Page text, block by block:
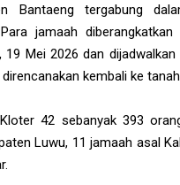
Bantaeng tergabung
jamaah
19 Mei 2026 dan
kembali ke
42 sebanyak 393
Luwu, 11 jamaah asal